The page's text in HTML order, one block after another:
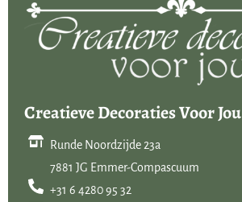
Creatieve Decoraties Voor Jou
Runde Noordzijde 23a
7881 JG Emmer-Compascuum
+31 6 4280 95 32